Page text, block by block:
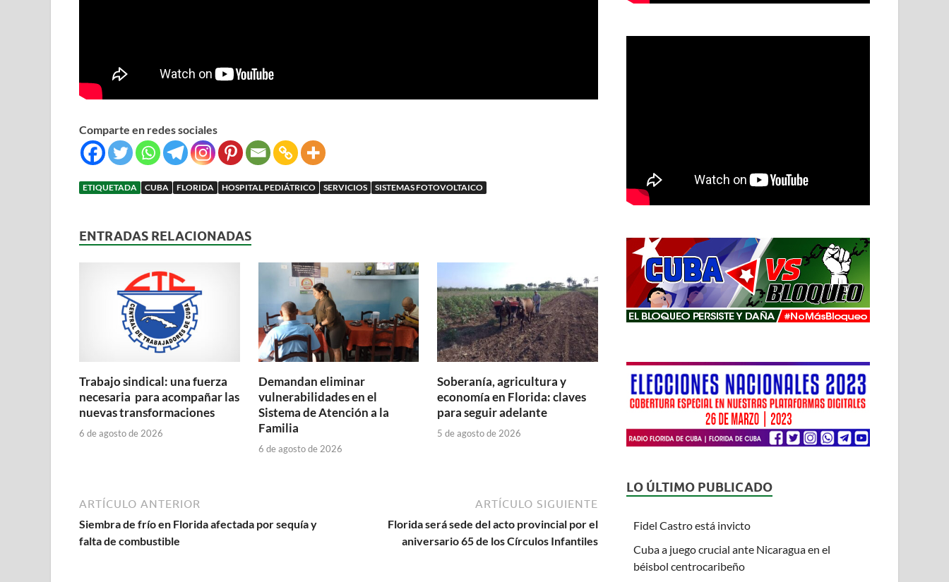
Comparte en redes sociales
ETIQUETADA CUBA FLORIDA HOSPITAL PEDIÁTRICO SERVICIOS SISTEMAS FOTOVOLTAICO
ENTRADAS RELACIONADAS
Trabajo sindical: una fuerza
necesaria para acompañar las
nuevas transformaciones
6 de agosto de 2026
Demandan eliminar
vulnerabilidades en el
Sistema de Atención a la
Familia
6 de agosto de 2026
Soberanía, agricultura y
economía en Florida: claves
para seguir adelante
5 de agosto de 2026
ARTÍCULO ANTERIOR
Siembra de frío en Florida afectada por sequía y
falta de combustible
ARTÍCULO SIGUIENTE
Florida será sede del acto provincial por el
aniversario 65 de los Círculos Infantiles
LO ÚLTIMO PUBLICADO
Fidel Castro está invicto
Cuba a juego crucial ante Nicaragua en el
béisbol centrocaribeño